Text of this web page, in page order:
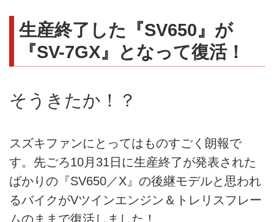
生産終了した『SV650』が
『SV-7GX』となって復活！
そうきたか！？
スズキファンにとってはものすごく朗報で
す。先ごろ10月31日に生産終了が発表された
ばかりの『SV650／X』の後継モデルと思われ
るバイクがVツインエンジン＆トレリスフレー
ムのままで復活しました！